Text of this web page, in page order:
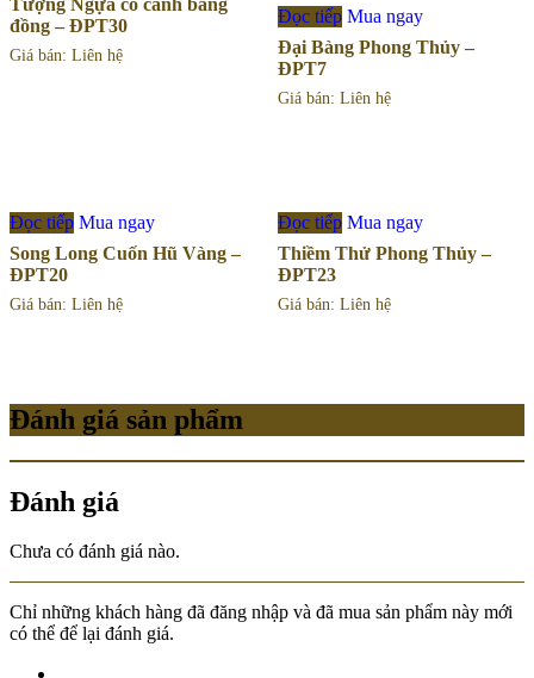
Tượng Ngựa có cánh bằng
đồng – ĐPT30
Giá bán: Liên hệ
Đọc tiếp Mua ngay
Đại Bàng Phong Thủy –
ĐPT7
Giá bán: Liên hệ
Đọc tiếp Mua ngay
Song Long Cuốn Hũ Vàng –
ĐPT20
Giá bán: Liên hệ
Đọc tiếp Mua ngay
Thiềm Thử Phong Thủy –
ĐPT23
Giá bán: Liên hệ
Đánh giá sản phẩm
Đánh giá
Chưa có đánh giá nào.
Chỉ những khách hàng đã đăng nhập và đã mua sản phẩm này mới
có thể để lại đánh giá.